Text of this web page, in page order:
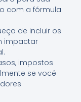
com a fórmula
de incluir os
impactar
impostos
se você